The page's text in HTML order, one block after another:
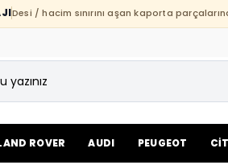
Desi / hacim sınırını aşan kaporta
ROVER AUDI PEUGEOT